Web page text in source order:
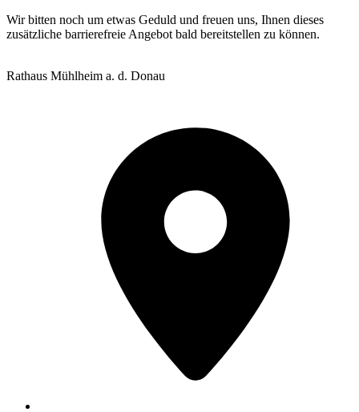
Wir bitten noch um etwas Geduld und freuen uns, Ihnen dieses
zusätzliche barrierefreie Angebot bald bereitstellen zu können.
Rathaus Mühlheim a. d. Donau